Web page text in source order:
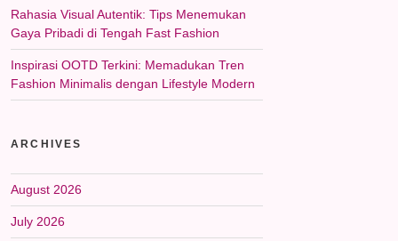
Rahasia Visual Autentik: Tips Menemukan
Gaya Pribadi di Tengah Fast Fashion
Inspirasi OOTD Terkini: Memadukan Tren
Fashion Minimalis dengan Lifestyle Modern
ARCHIVES
August 2026
July 2026